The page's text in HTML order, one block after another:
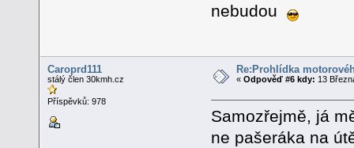
nebudou
Caroprd111
stálý člen 30kmh.cz
Příspěvků: 978
Re:Prohlídka
«Odpověď #6 kdy: 13
Samozřejmě, já
ne pašeráka na